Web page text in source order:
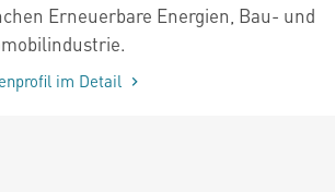
Erneuerbare Energien, Bau- und
im Detail